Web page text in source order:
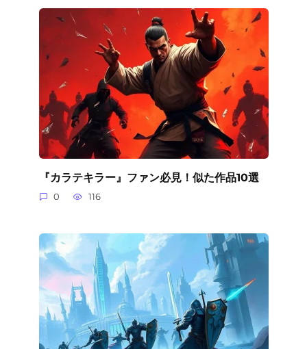
『カラテキラー』ファン必見！似た作品10選
0 116